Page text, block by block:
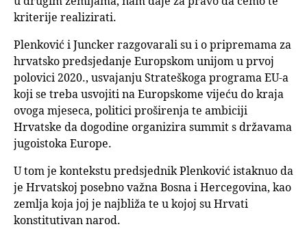
kriterije realizirati.
Plenković i Juncker razgovarali su i o pripremama za
hrvatsko predsjedanje Europskom unijom u prvoj
polovici 2020., usvajanju Strateškoga programa EU-a
koji se treba usvojiti na Europskome vijeću do kraja
ovoga mjeseca, politici proširenja te ambiciji
Hrvatske da dogodine organizira summit s državama
jugoistoka Europe.
U tom je kontekstu predsjednik Plenković istaknuo da
je Hrvatskoj posebno važna Bosna i Hercegovina, kao
zemlja koja joj je najbliža te u kojoj su Hrvati
konstitutivan narod.